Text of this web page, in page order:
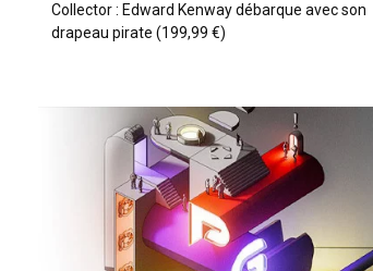
Collector : Edward Kenway débarque avec son
drapeau pirate (199,99 €)